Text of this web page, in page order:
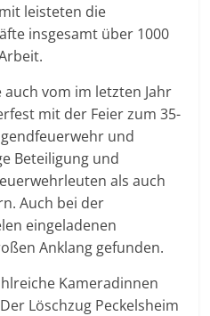
leisteten die
insgesamt über 1000
vom im letzten Jahr
mit der Feier zum 35-
und
Beteiligung und
als auch
Auch bei der
eingeladenen
Anklang gefunden.
Kameradinnen
Löschzug Peckelsheim